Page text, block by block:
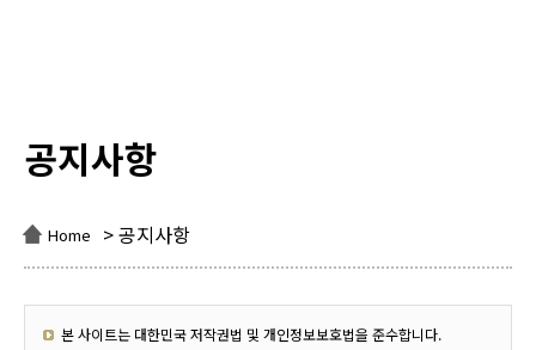
공지사항
Home > 공지사항
본 사이트는 대한민국 저작권법 및 개인정보보호법을 준수합니다.